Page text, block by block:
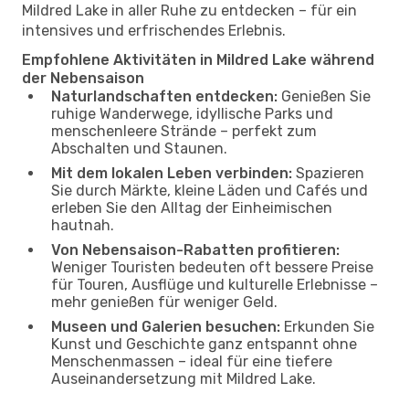
Mildred Lake in aller Ruhe zu entdecken – für ein
intensives und erfrischendes Erlebnis.
Empfohlene Aktivitäten in Mildred Lake während
der Nebensaison
Naturlandschaften entdecken: Genießen Sie
ruhige Wanderwege, idyllische Parks und
menschenleere Strände – perfekt zum
Abschalten und Staunen.
Mit dem lokalen Leben verbinden: Spazieren
Sie durch Märkte, kleine Läden und Cafés und
erleben Sie den Alltag der Einheimischen
hautnah.
Von Nebensaison-Rabatten profitieren:
Weniger Touristen bedeuten oft bessere Preise
für Touren, Ausflüge und kulturelle Erlebnisse –
mehr genießen für weniger Geld.
Museen und Galerien besuchen: Erkunden Sie
Kunst und Geschichte ganz entspannt ohne
Menschenmassen – ideal für eine tiefere
Auseinandersetzung mit Mildred Lake.